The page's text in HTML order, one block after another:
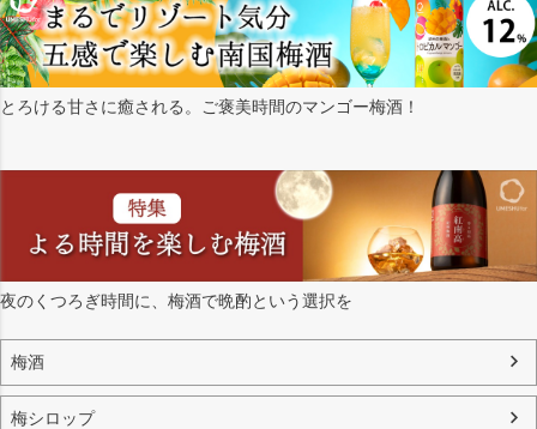
とろける甘さに癒される。ご褒美時間のマンゴー梅酒！
夜のくつろぎ時間に、梅酒で晩酌という選択を
梅酒
梅シロップ